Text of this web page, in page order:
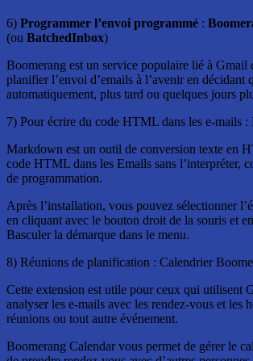
6) Programmer l’envoi programmé :
(ou BatchedInbox)
Boomerang est un service populaire lié à Gmail
planifier l’envoi d’emails à l’avenir en décidant
automatiquement, plus tard ou quelques jours
7) Pour écrire du code HTML dans les e-mails :
Markdown est un outil de conversion texte en
code HTML dans les Emails sans l’interpréter,
de programmation.
Après l’installation, vous pouvez sélectionner
en cliquant avec le bouton droit de la souris et
Basculer la démarque dans le menu.
8) Réunions de planification : Calendrier
Cette extension est utile pour ceux qui utilisent
analyser les e-mails avec les rendez-vous et les
réunions ou tout autre événement.
Boomerang Calendar vous permet de gérer le